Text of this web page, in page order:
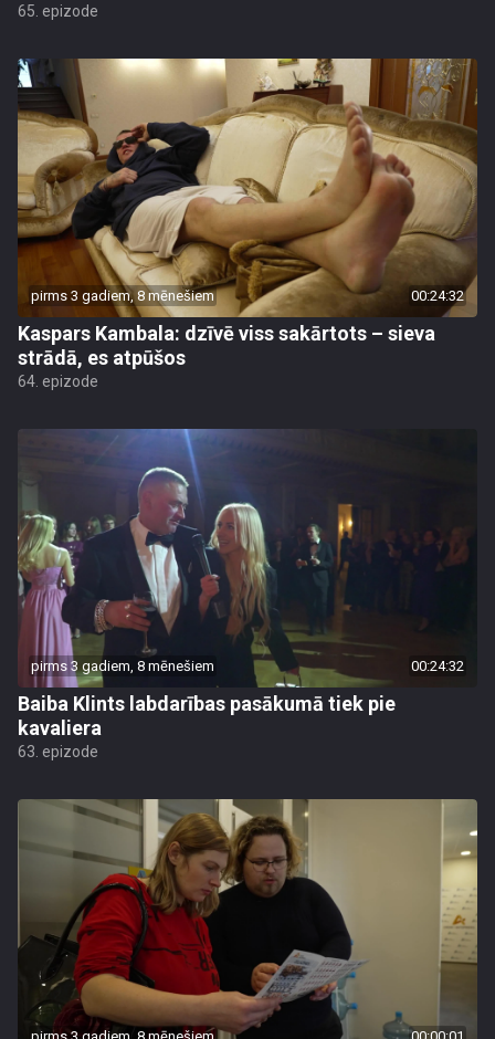
65. epizode
pirms 3 gadiem, 8 mēnešiem 00:24:32
Kaspars Kambala: dzīvē viss sakārtots – sieva
strādā, es atpūšos
64. epizode
pirms 3 gadiem, 8 mēnešiem 00:24:32
Baiba Klints labdarības pasākumā tiek pie
kavaliera
63. epizode